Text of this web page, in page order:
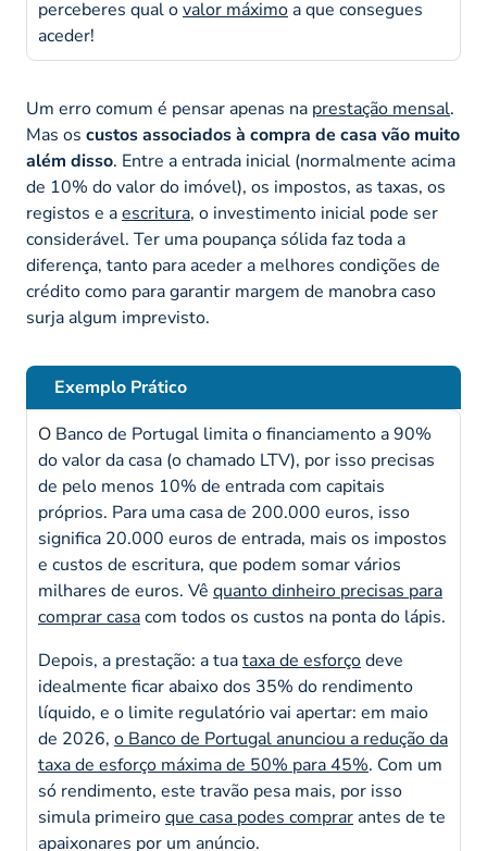
perceberes qual ovalor máximo a que consegues
aceder!
Um erro comum é pensar apenas na prestação mensal.
Mas os custos associados à compra de casa vão muito
além disso. Entre a entrada inicial (normalmente acima
de 10% do valor do imóvel), os impostos, as taxas, os
registos e aescritura, o investimento inicial pode ser
considerável. Ter uma poupança sólida faz toda a
diferença, tanto para aceder a melhores condições de
crédito como para garantir margem de manobra caso
surja algum imprevisto.
Exemplo Prático
O Banco de Portugal limita o financiamento a 90%
do valor da casa (o chamado LTV), por isso precisas
de pelo menos 10% de entrada com capitais
próprios. Para uma casa de 200.000 euros, isso
significa 20.000 euros de entrada, mais os impostos
e custos de escritura, que podem somar vários
milhares de euros. Vê quanto dinheiro precisas para
comprar casacom todos os custos na ponta do lápis.
Depois, a prestação: a tuataxa de esforçodeve
idealmente ficar abaixo dos 35% do rendimento
líquido, e o limite regulatório vai apertar: em maio
de 2026, o Banco de Portugal anunciou a redução da
taxa de esforço máxima de 50% para 45%. Com um
só rendimento, este travão pesa mais, por isso
simula primeiroque casa podes comprar antes de te
apaixonares por um anúncio.